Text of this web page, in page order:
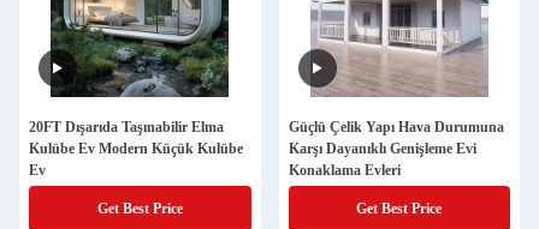
20FT Dışarıda Taşınabilir Elma
Kulübe Ev Modern Küçük Kulübe
Ev
Get Best Price
Güçlü Çelik Yapı Hava Durumuna
Karşı Dayanıklı Genişleme Evi
Konaklama Evleri
Get Best Price